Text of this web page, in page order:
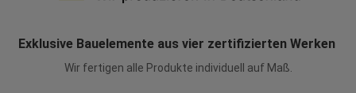
Exklusive Bauelemente aus vier zertifizierten Werken
Wir fertigen alle Produkte individuell auf Maß.